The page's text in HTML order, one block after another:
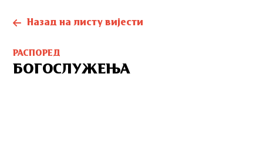
Назад на листу вијести
РАСПОРЕД
БОГОСЛУЖЕЊА